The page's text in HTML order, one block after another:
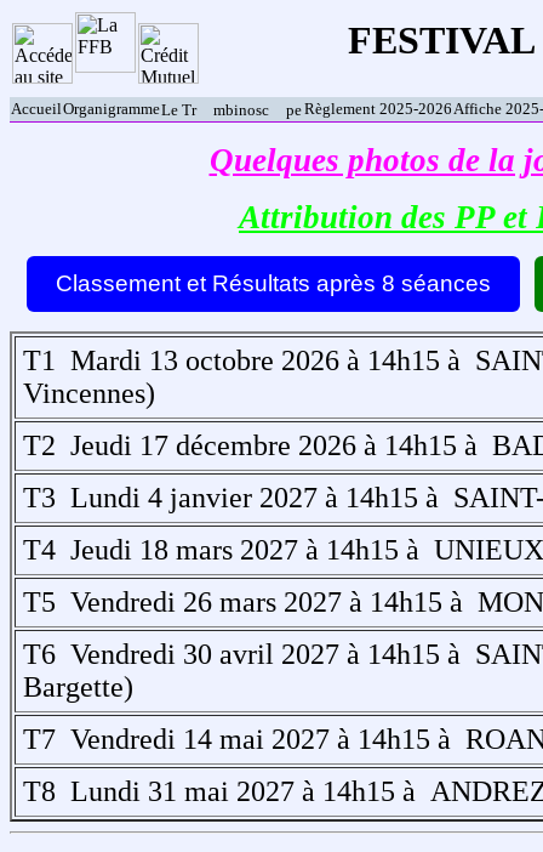
FESTIVAL
AccueilOrganigrammeLe Tr mbinosc peRèglement 2025-2026Affiche
Quelques photos de la
Attribution des PP et
Classement et Résultats après 8 séances
T1 Mardi 13 octobre 2026 à 14h15 à
Vincennes)
T2 Jeudi 17 décembre 2026 à 14h15 à
T3 Lundi 4 janvier 2027 à 14h15 à
T4 Jeudi 18 mars 2027 à 14h15 à
T5 Vendredi 26 mars 2027 à 14h15 à
T6 Vendredi 30 avril 2027 à 14h15 à
Bargette)
T7 Vendredi 14 mai 2027 à 14h15 à
T8 Lundi 31 mai 2027 à 14h15 à